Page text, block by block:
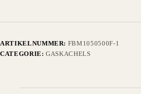
ARTIKELNUMMER: FBM1050500F-1
CATEGORIE:GASKACHELS